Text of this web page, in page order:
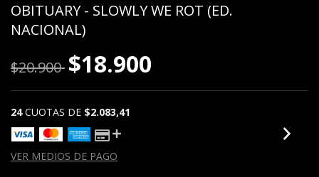
OBITUARY - SLOWLY WE ROT (ED.
NACIONAL)
$20.900 $18.900
24 CUOTAS DE $2.083,41
VER MEDIOS DE PAGO